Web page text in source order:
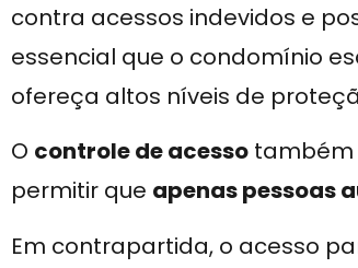
contra acessos indevidos e
essencial que o condomínio
ofereça altos níveis de
O controle de acesso também
permitir que apenas pessoas
Em contrapartida, o acesso